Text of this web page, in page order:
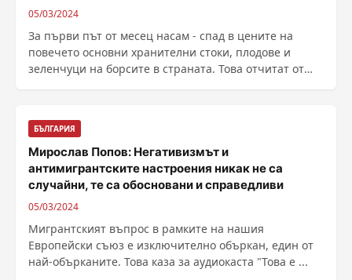
05/03/2024
За първи път от месец насам - спад в цените на
повечето основни хранителни стоки, плодове и
зеленчуци на борсите в страната. Това отчитат от
БЪЛГАРИЯ
Мирослав Попов: Негативизмът и
антимигрантските настроения никак не са
случайни, те са обосновани и справедливи
05/03/2024
Мигрантският въпрос в рамките на нашия
Европейски съюз е изключително объркан, един от
най-обърканите. Това каза за аудиокаста "Това е ...